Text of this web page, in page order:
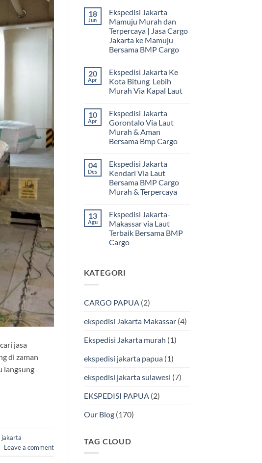
jasa
di zaman
langsung
jakarta
Leave a comment
18
Jun
Ekspedisi Jakarta
Mamuju Murah dan
Terpercaya | Jasa Cargo
Jakarta ke Mamuju
Bersama BMP Cargo
komentar
pada
Ekspedisi
Jakarta
dan
Terpercaya
|
Jasa
Cargo
Jakarta
Bersama
BMP
Cargo
20
Apr
Ekspedisi Jakarta Ke
Kota Bitung Lebih
Murah Via Kapal Laut
komentar
pada
Ekspedisi
Jakarta
Ke
Kota
Murah
Via
Kapal
Laut
10
Apr
Ekspedisi Jakarta
Gorontalo Via Laut
Murah & Aman
Bersama Bmp Cargo
komentar
pada
Ekspedisi
Jakarta
Gorontalo
Via
&
Aman
Bersama
Bmp
Cargo
04
Des
Ekspedisi Jakarta
Kendari Via Laut
Bersama BMP Cargo
Murah & Terpercaya
komentar
pada
Ekspedisi
Jakarta
Kendari
Via
Cargo
13
Agu
Ekspedisi Jakarta-
Makassar via Laut
Terbaik Bersama BMP
Cargo
pada
Ekspedisi
Laut
BMP
KATEGORI
CARGO PAPUA(2)
ekspedisi Jakarta Makassar(4)
Ekspedisi Jakarta murah (1)
ekspedisi jakarta papua(1)
ekspedisi jakarta sulawesi (7)
EKSPEDISI PAPUA(2)
Our Blog(170)
TAG CLOUD